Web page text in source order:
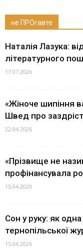
не ПРОгавте
Наталія Лазука:
літературного
17.07.2026
«Жіноче шипіння
Швед про
22.04.2026
«Прізвище не
профінансувала
15.04.2026
Сон у руку: як
тернопільської
15.04.2026